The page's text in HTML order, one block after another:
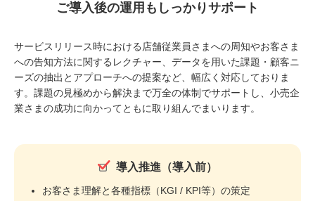
ご導入後の運用もしっかりサポート
サービスリリース時における店舗従業員さまへの周知やお客さま
への告知方法に関するレクチャー、データを用いた課題・顧客ニ
ーズの抽出とアプローチへの提案など、幅広く対応しておりま
す。課題の見極めから解決まで万全の体制でサポートし、小売企
業さまの成功に向かってともに取り組んでまいります。
導入推進（導入前）
お客さま理解と各種指標（KGI / KPI等）の策定